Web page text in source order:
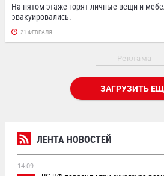
На пятом этаже горят личные вещи и
эвакуировались.
21 ФЕВРАЛЯ
Реклама
ЗАГРУЗИТЬ
ЛЕНТА НОВОСТЕЙ
14:09